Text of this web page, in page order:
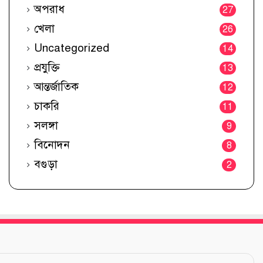
অপরাধ 27
খেলা 26
Uncategorized 14
প্রযুক্তি 13
আন্তর্জাতিক 12
চাকরি 11
সলঙ্গা 9
বিনোদন 8
বগুড়া 2